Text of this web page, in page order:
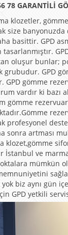
78 GARANTİLİ
klozetler,
size banyonuzda
basittir. GPD
tasarlanmıştır.
oluşur bunlar;
grubudur. GPD
GPD gömme
vardır ki bazı
gömme
profesyonel
sonra artması
klozet,gömme
İstanbul ve
mümkün
biz aynı gün
GPD yetkili